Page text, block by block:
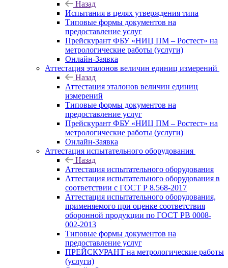
Назад
Испытания в целях утверждения типа
Типовые формы документов на
предоставление услуг
Прейскурант ФБУ «НИЦ ПМ – Ростест» на
метрологические работы (услуги)
Онлайн-Заявка
Аттестация эталонов величин единиц измерений
Назад
Аттестация эталонов величин единиц
измерений
Типовые формы документов на
предоставление услуг
Прейскурант ФБУ «НИЦ ПМ – Ростест» на
метрологические работы (услуги)
Онлайн-Заявка
Аттестация испытательного оборудования
Назад
Аттестация испытательного оборудования
Аттестация испытательного оборудования в
соответствии с ГОСТ Р 8.568-2017
Аттестация испытательного оборудования,
применяемого при оценке соответствия
оборонной продукции по ГОСТ РВ 0008-
002-2013
Типовые формы документов на
предоставление услуг
ПРЕЙСКУРАНТ на метрологические работы
(услуги)